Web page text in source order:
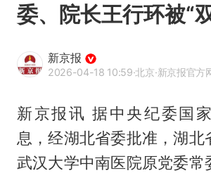
委、院长王行环被“
新京报
2026-04-18 10:59·北京·新京报官方
新京报讯 据中央纪委国
息，经湖北省委批准，湖北
武汉大学中南医院原党委常